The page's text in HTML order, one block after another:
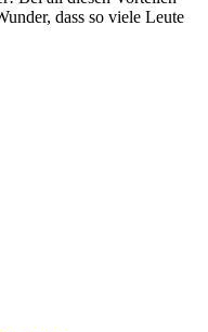
dass so viele Leute